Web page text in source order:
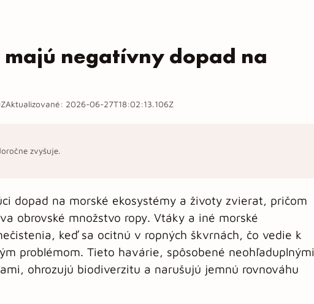
negatívny dopad na
Aktualizované: 2026-06-27T18:02:13.106Z
zvyšuje.
dopad na morské ekosystémy a životy zvierat, pričom
obrovské množstvo ropy. Vtáky a iné morské
keď sa ocitnú v ropných škvrnách, čo vedie k
problémom. Tieto havárie, spôsobené neohľaduplnými
ohrozujú biodiverzitu a narušujú jemnú rovnováhu